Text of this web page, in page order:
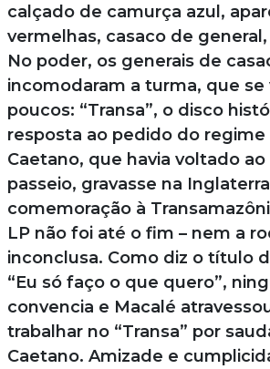
calçado de camurça azul,
vermelhas, casaco de
No poder, os generais de
incomodaram a turma, que se
poucos: “Transa”, o disco
resposta ao pedido do regime
Caetano, que havia voltado ao
passeio, gravasse na
comemoração à
LP não foi até o fim – nem a
inconclusa. Como diz o título
“Eu só faço o que quero”,
convencia e Macalé
trabalhar no “Transa” por
Caetano. Amizade e